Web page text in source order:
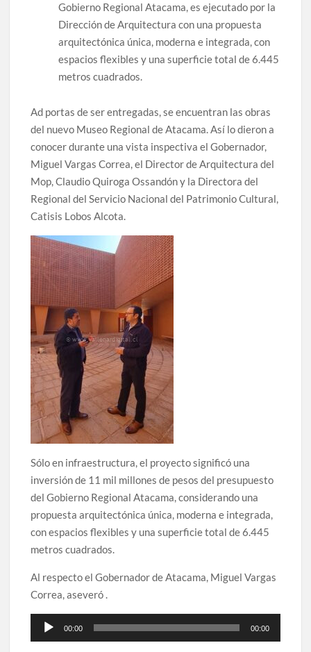
Gobierno Regional Atacama, es ejecutado por la
Dirección de Arquitectura con una propuesta
arquitectónica única, moderna e integrada, con
espacios flexibles y una superficie total de 6.445
metros cuadrados.
Ad portas de ser entregadas, se encuentran las obras
del nuevo Museo Regional de Atacama. Así lo dieron a
conocer durante una vista inspectiva el Gobernador,
Miguel Vargas Correa, el Director de Arquitectura del
Mop, Claudio Quiroga Ossandón y la Directora del
Regional del Servicio Nacional del Patrimonio Cultural,
Catisis Lobos Alcota.
Sólo en infraestructura, el proyecto significó una
inversión de 11 mil millones de pesos del presupuesto
del Gobierno Regional Atacama, considerando una
propuesta arquitectónica única, moderna e integrada,
con espacios flexibles y una superficie total de 6.445
metros cuadrados.
Al respecto el Gobernador de Atacama, Miguel Vargas
Correa, aseveró .
Reproductor
de
00:00 00:00